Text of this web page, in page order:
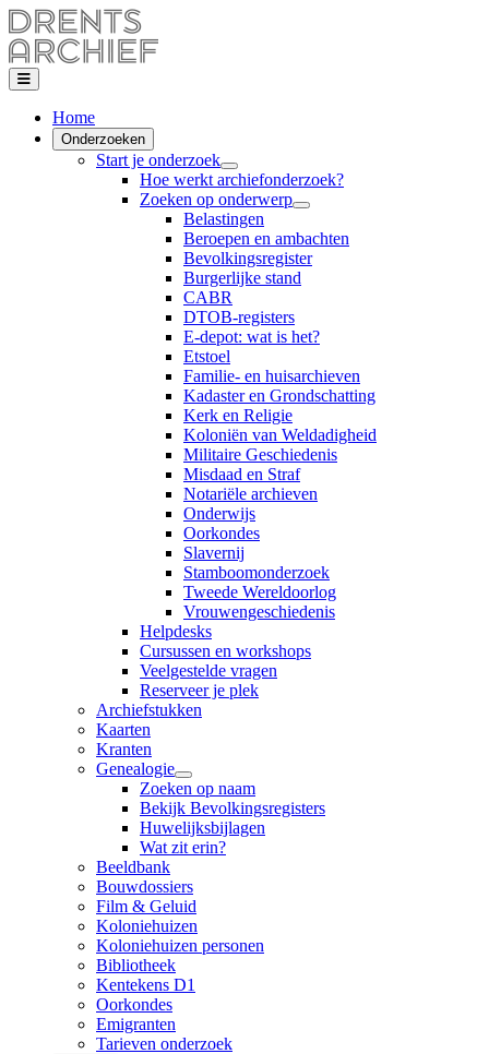
Home
Onderzoeken
Start je onderzoek
Hoe werkt archiefonderzoek?
Zoeken op onderwerp
Belastingen
Beroepen en ambachten
Bevolkingsregister
Burgerlijke stand
CABR
DTOB-registers
E-depot: wat is het?
Etstoel
Familie- en huisarchieven
Kadaster en Grondschatting
Kerk en Religie
Koloniën van Weldadigheid
Militaire Geschiedenis
Misdaad en Straf
Notariële archieven
Onderwijs
Oorkondes
Slavernij
Stamboomonderzoek
Tweede Wereldoorlog
Vrouwengeschiedenis
Helpdesks
Cursussen en workshops
Veelgestelde vragen
Reserveer je plek
Archiefstukken
Kaarten
Kranten
Genealogie
Zoeken op naam
Bekijk Bevolkingsregisters
Huwelijksbijlagen
Wat zit erin?
Beeldbank
Bouwdossiers
Film & Geluid
Koloniehuizen
Koloniehuizen personen
Bibliotheek
Kentekens D1
Oorkondes
Emigranten
Tarieven onderzoek